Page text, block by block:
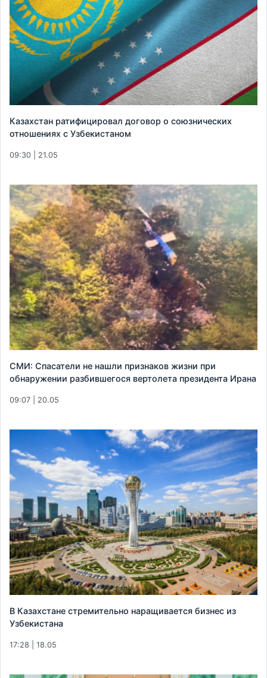
Казахстан ратифицировал договор о союзнических
отношениях с Узбекистаном
09:30 | 21.05
СМИ: Спасатели не нашли признаков жизни при
обнаружении разбившегося вертолета президента Ирана
09:07 | 20.05
В Казахстане стремительно наращивается бизнес из
Узбекистана
17:28 | 18.05